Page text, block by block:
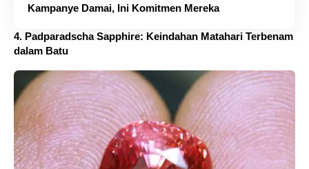
Kampanye Damai, Ini Komitmen Mereka
4. Padparadscha Sapphire: Keindahan Matahari Terbenam
dalam Batu